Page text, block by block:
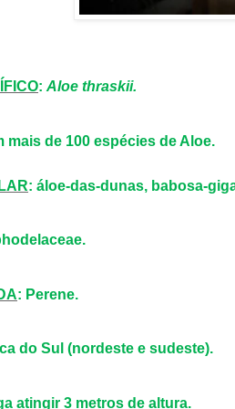
:Aloe thraskii.
mais de 100 espécies de Aloe.
: áloe-das-dunas, babosa-
: Perene.
do Sul (nordeste e sudeste).
atingir 3 metros de altura.